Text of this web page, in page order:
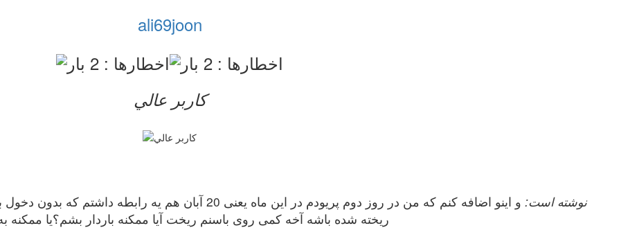
ali69joon
کاربر عالي
nazanin1372 نوشته است:
و اینو اضافه کنم که من در روز دوم پریودم در این ماه یعنی 20 آبان
ریخته شده باشه آخه کمی روی باسنم ریخت آیا ممکنه باردار بشم؟یا ممکنه